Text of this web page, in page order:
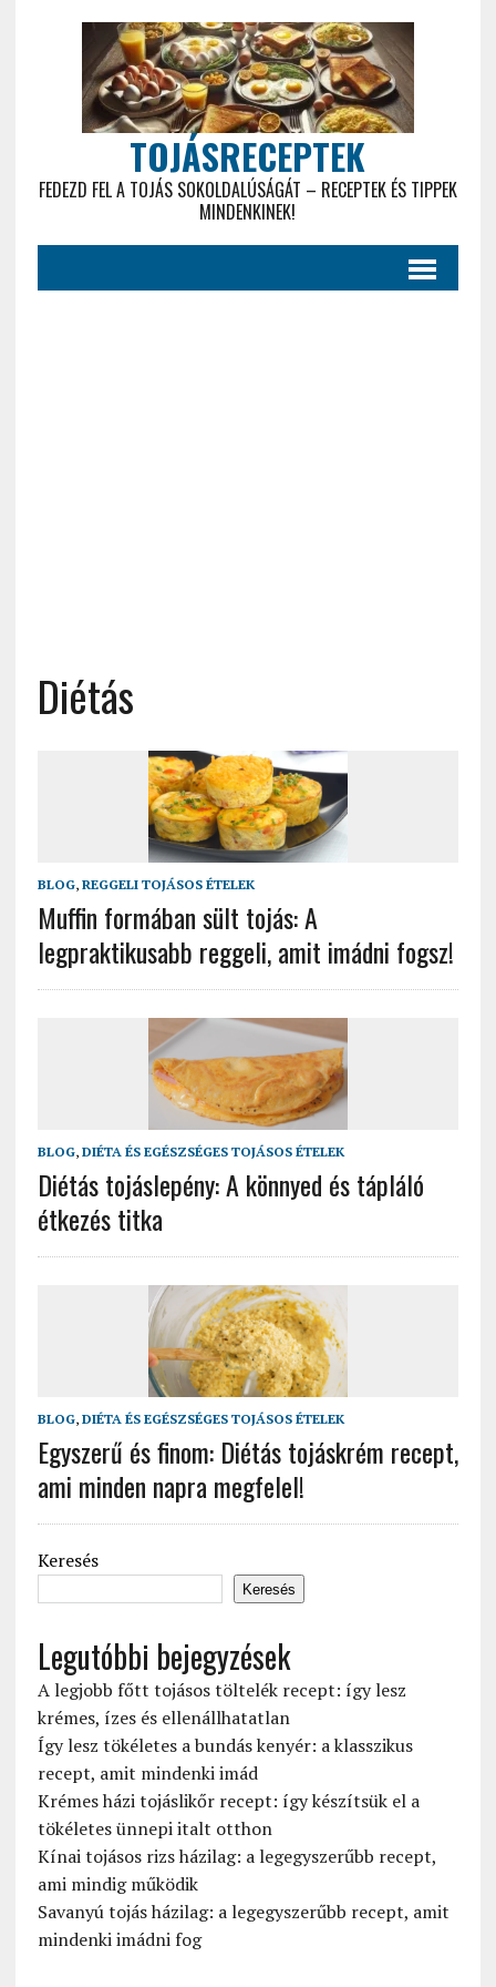
TOJÁSRECEPTEK
FEDEZD FEL A TOJÁS SOKOLDALÚSÁGÁT – RECEPTEK ÉS TIPPEK
MINDENKINEK!
Diétás
BLOG, REGGELI TOJÁSOS ÉTELEK
Muffin formában sült tojás: A
legpraktikusabb reggeli, amit imádni fogsz!
BLOG, DIÉTA ÉS EGÉSZSÉGES TOJÁSOS ÉTELEK
Diétás tojáslepény: A könnyed és tápláló
étkezés titka
BLOG, DIÉTA ÉS EGÉSZSÉGES TOJÁSOS ÉTELEK
Egyszerű és finom: Diétás tojáskrém recept,
ami minden napra megfelel!
Keresés
Keresés
Legutóbbi bejegyzések
A legjobb főtt tojásos töltelék recept: így lesz
krémes, ízes és ellenállhatatlan
Így lesz tökéletes a bundás kenyér: a klasszikus
recept, amit mindenki imád
Krémes házi tojáslikőr recept: így készítsük el a
tökéletes ünnepi italt otthon
Kínai tojásos rizs házilag: a legegyszerűbb recept,
ami mindig működik
Savanyú tojás házilag: a legegyszerűbb recept, amit
mindenki imádni fog